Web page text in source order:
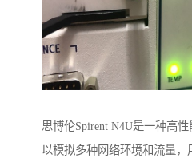
思博伦Spirent N4U是一种高
以模拟多种网络环境和流量，